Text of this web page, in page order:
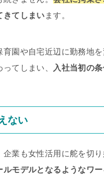
きてしまい ます。
園や自宅近辺に勤務地
てしまい、
入社当初の
ない
業も女性活用に舵を切
ルモデルとなるようなワ